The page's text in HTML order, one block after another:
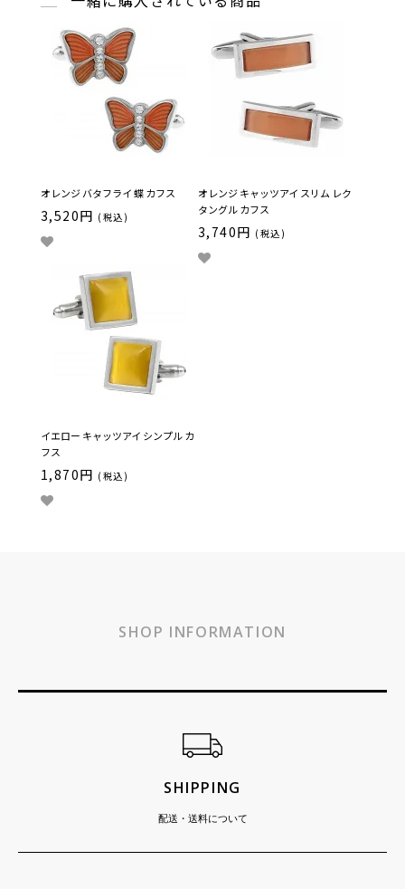
オレンジ バタフライ 蝶 カフス
3,520円 (税込)
オレンジ キャッツアイ スリム レク
タングル カフス
3,740円 (税込)
イエロー キャッツアイ シンプル カ
フス
1,870円 (税込)
SHOP INFORMATION
SHIPPING
配送・送料について